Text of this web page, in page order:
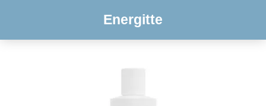
Energitte